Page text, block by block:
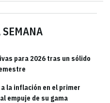
SEMANA
para 2026 tras un sólido
la inflación en el primer
empuje de su gama